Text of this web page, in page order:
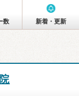
数 新着・更新